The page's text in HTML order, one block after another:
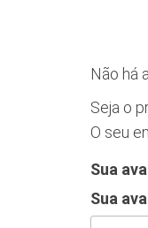
Não há
Seja o
O seu
Sua
Sua